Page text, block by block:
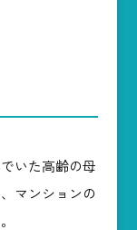
いた高齢の母
マンションの
！